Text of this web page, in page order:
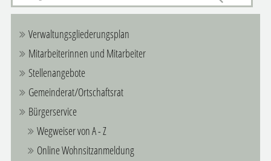
Verwaltungsgliederungsplan
Mitarbeiterinnen und Mitarbeiter
Stellenangebote
Gemeinderat/Ortschaftsrat
Bürgerservice
Wegweiser von A - Z
Online Wohnsitzanmeldung